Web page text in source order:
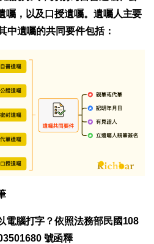
囑，以及口授遺囑。遺囑人主要
中遺囑的共同要件包括：
電腦打字？依照法務部民國108
號函釋